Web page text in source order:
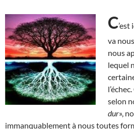
C
va
nous
lequel
selon
dur»,
immanquablement à nous toutes